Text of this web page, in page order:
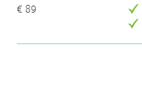
€ 89